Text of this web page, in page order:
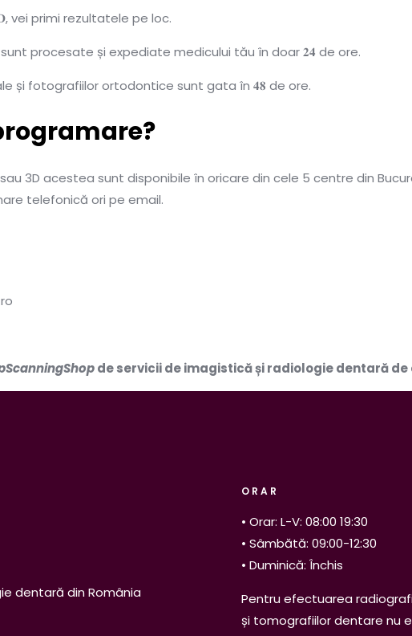
vei primi rezultatele pe loc.
procesate și expediate medicului tău în doar 𝟐𝟒 de ore.
și fotografiilor ortodontice sunt gata în 𝟒𝟖 de ore.
3D acestea sunt disponibile în oricare din cele 5 centre din
telefonică ori pe email.
de servicii de imagistică și radiologie dentară
dentară din România
ORAR
• Orar: L-V: 08:00 19:30
• Sâmbătă: 09:00-12:30
• Duminică: Închis
Pentru efectuarea
și tomografiilor dentare nu